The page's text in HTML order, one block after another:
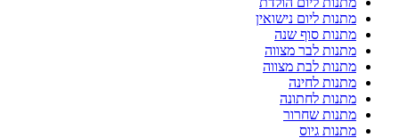
מתנות ליום נישואין
מתנות סוף שנה
מתנות לבר מצווה
מתנות לבת מצווה
מתנות לחינה
מתנות לחתונה
מתנות שחרור
מתנות גיוס